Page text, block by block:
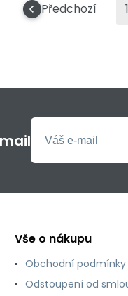
Předchozí 1
Vše o nákupu
Obchodní podmínky
Odstoupení od